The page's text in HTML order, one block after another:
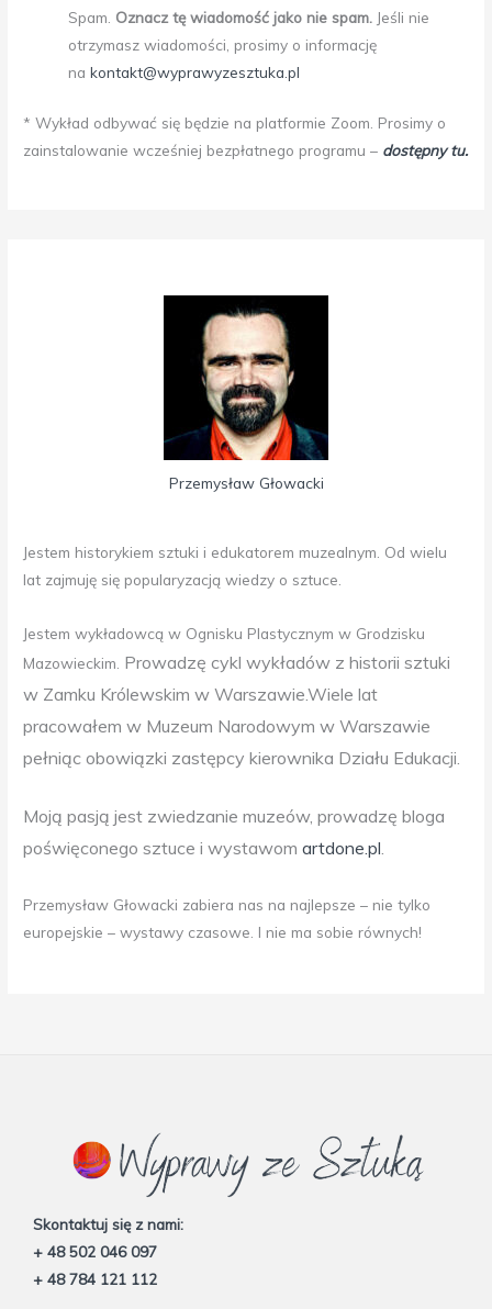
Spam. Oznacz tę wiadomość jako nie spam. Jeśli nie
otrzymasz wiadomości, prosimy o informację
nakontakt@wyprawyzesztuka.pl
* Wykład odbywać się będzie na platformie Zoom. Prosimy o
zainstalowanie wcześniej bezpłatnego programu – dostępny tu.
Przemysław Głowacki
Jestem historykiem sztuki i edukatorem muzealnym. Od wielu
lat zajmuję się popularyzacją wiedzy o sztuce.
Jestem wykładowcą w Ognisku Plastycznym w Grodzisku
Mazowieckim. Prowadzę cykl wykładów z historii sztuki
w Zamku Królewskim w Warszawie.Wiele lat
pracowałem w Muzeum Narodowym w Warszawie
pełniąc obowiązki zastępcy kierownika Działu Edukacji.
Moją pasją jest zwiedzanie muzeów, prowadzę bloga
poświęconego sztuce i wystawomartdone.pl
Przemysław Głowacki zabiera nas na najlepsze – nie tylko
europejskie – wystawy czasowe. I nie ma sobie równych!
Skontaktuj się z nami:
+ 48 502 046 097
+ 48 784 121 112